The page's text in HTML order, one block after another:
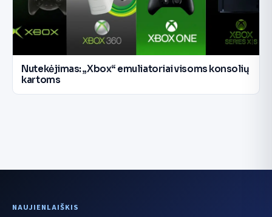
Nutekėjimas: „Xbox“ emuliatoriai visoms konsolių
kartoms
NAUJIENLAIŠKIS